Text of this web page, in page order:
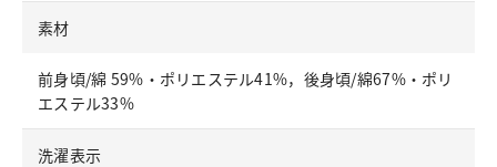
素材
前身頃/綿 59%・ポリエステル41%，後身頃/綿67%・ポリ
エステル33%
洗濯表示